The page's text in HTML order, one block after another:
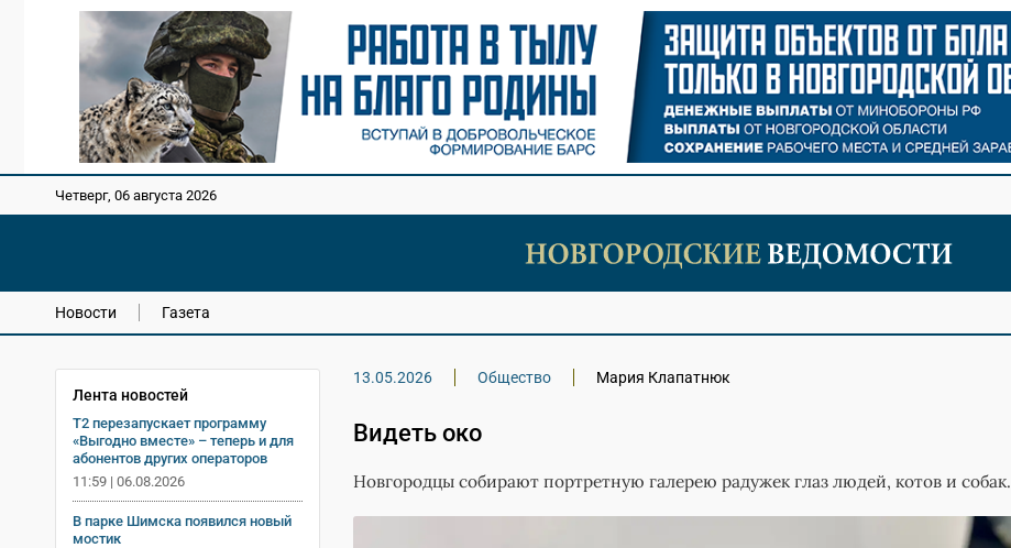
Четверг, 06 августа 2026
Новости Газета
Лента новостей
Т2 перезапускает программу
«Выгодно вместе» – теперь и для
абонентов других операторов
11:59 | 06.08.2026
В парке Шимска появился новый
мостик
13.05.2026 Общество Мария Клапатнюк
Видеть око
Новгородцы собирают портретную галерею радужек глаз людей, котов и собак.